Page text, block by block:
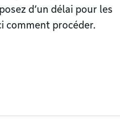
d’un délai pour les
comment procéder.